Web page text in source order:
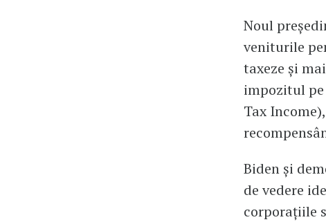
Noul
veniturile
taxeze și
impozitul
Tax
Biden și
de vedere
corporațiile